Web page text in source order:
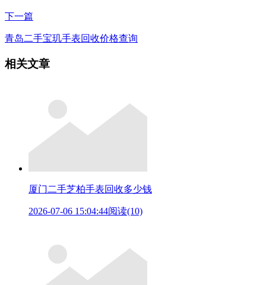
下一篇
青岛二手宝玑手表回收价格查询
相关文章
厦门二手芝柏手表回收多少钱
2026-07-06 15:04:44阅读(10)